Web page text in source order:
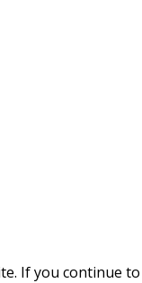
If you continue